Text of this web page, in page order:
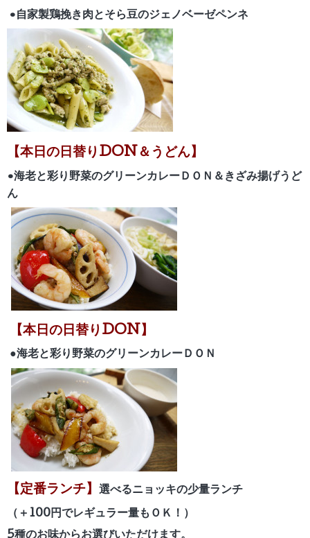
•自家製鶏挽き肉とそら豆のジェノベーゼペンネ
【本日の日替りDON＆うどん】
•海老と彩り野菜のグリーンカレーＤＯＮ＆きざみ揚げうど
ん
【本日の日替りDON】
●海老と彩り野菜のグリーンカレーＤＯＮ
【定番ランチ】 選べるニョッキの少量ランチ
（＋100円でレギュラー量もＯＫ！）